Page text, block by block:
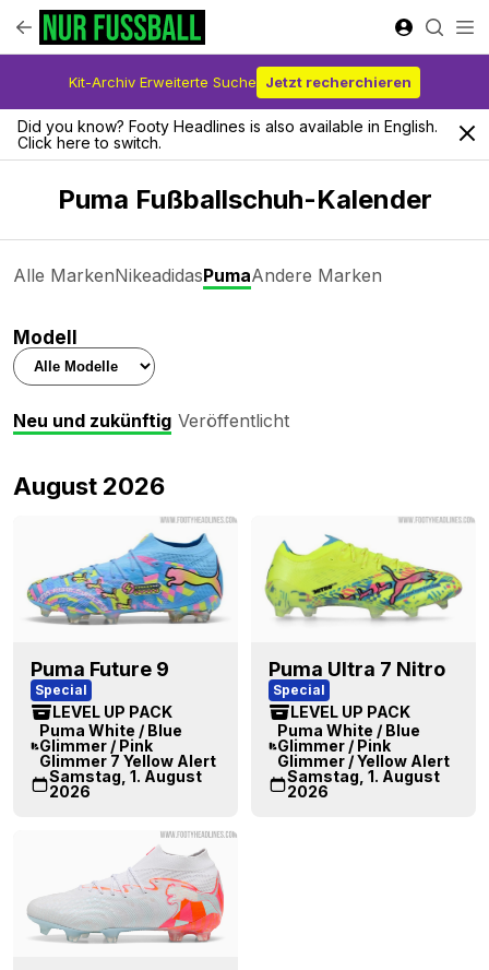
Kit-Archiv Erweiterte Suche Jetzt recherchieren
Did you know? Footy Headlines is also available in English.
Click here to switch.
Puma Fußballschuh-Kalender
Alle MarkenNikeadidasPumaAndere Marken
Modell
Neu und zukünftig Veröffentlicht
August 2026
Puma Future 9
Special
LEVEL UP PACK
Puma White / Blue
Glimmer / Pink
Glimmer 7 Yellow Alert
Samstag, 1. August
2026
Puma Ultra 7 Nitro
Special
LEVEL UP PACK
Puma White / Blue
Glimmer / Pink
Glimmer / Yellow Alert
Samstag, 1. August
2026